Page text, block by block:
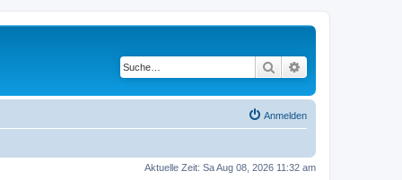
Suche
Anmelden
Aktuelle Zeit: Sa Aug 08, 2026 11:32 am